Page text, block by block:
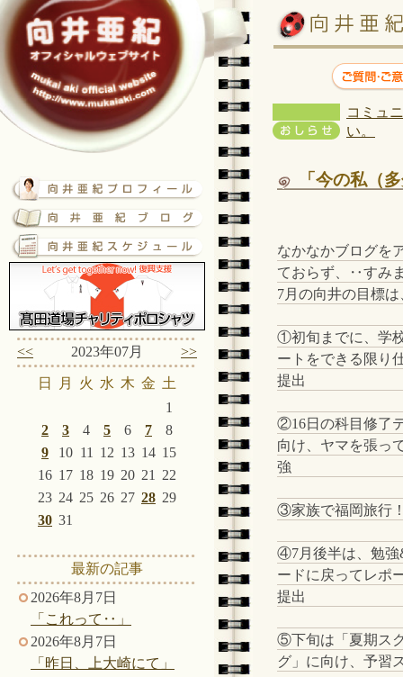
<< 2023年07月 >>
日 月 火 水 木 金 土
1
2
3 4 5 6 7
8
9
10 11 12 13 14 15
16 17 18 19 20 21
22
23 24 25 26 27 28 29
30 31
最新の記事
2026年8月7日
「これって‥」
2026年8月7日
「昨日、上大崎にて」
コミュ
い。
「今の私（
なかなかブログを
ておらず、‥すみ
7月の向井の目標は
①初旬までに、学
ートをできる限り
提出
②16日の科目修了
向け、ヤマを張っ
強
③家族で福岡旅行
④7月後半は、勉強
ードに戻ってレポ
提出
⑤下旬は「夏期ス
グ」に向け、予習